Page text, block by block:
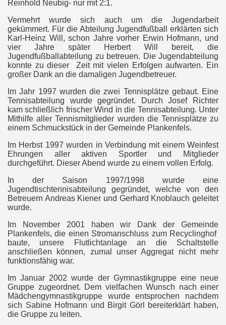
Reinhold Neubig- nur mit 2:1.
Vermehrt wurde sich auch um die Jugendarbeit
gekümmert. Für die Abteilung Jugendfußball erklärten sich
Karl-Heinz Will, schon Jahre vorher Erwin Hofmann, und
vier Jahre später Herbert Will bereit, die
Jugendfußballabteilung zu betreuen. Die Jugendabteilung
konnte zu dieser
Zeit mit vielen Erfolgen aufwarten. Ein
großer Dank an die damaligen Jugendbetreuer.
Im Jahr 1997 wurden die zwei Tennisplätze gebaut. Eine
Tennisabteilung wurde gegründet. Durch Josef Richter
kam schließlich frischer Wind in die Tennisabteilung. Unter
Mithilfe aller Tennismitglieder wurden die Tennisplätze zu
einem Schmuckstück in der Gemeinde Plankenfels.
Im Herbst 1997 wurden in Verbindung mit einem Weinfest
Ehrungen aller aktiven Sportler und Mitglieder
durchgeführt. Dieser Abend wurde zu einem vollen Erfolg.
In der Saison 1997/1998 wurde eine
Jugendtischtennisabteilung gegründet, welche von den
Betreuern Andreas Kiener und Gerhard Knoblauch geleitet
wurde.
Im November 2001 haben wir Dank der Gemeinde
Plankenfels, die einen Stromanschluss zum Recyclinghof
baute, unsere Flutlichtanlage an die Schaltstelle
anschließen können, zumal unser Aggregat nicht mehr
funktionsfähig war.
Im Januar 2002 wurde der Gymnastikgruppe eine neue
Gruppe zugeordnet. Dem vielfachen Wunsch nach einer
Mädchengymnastikgruppe wurde entsprochen nachdem
sich Sabine Hofmann und Birgit Görl bereiterklärt haben,
die Gruppe zu leiten.